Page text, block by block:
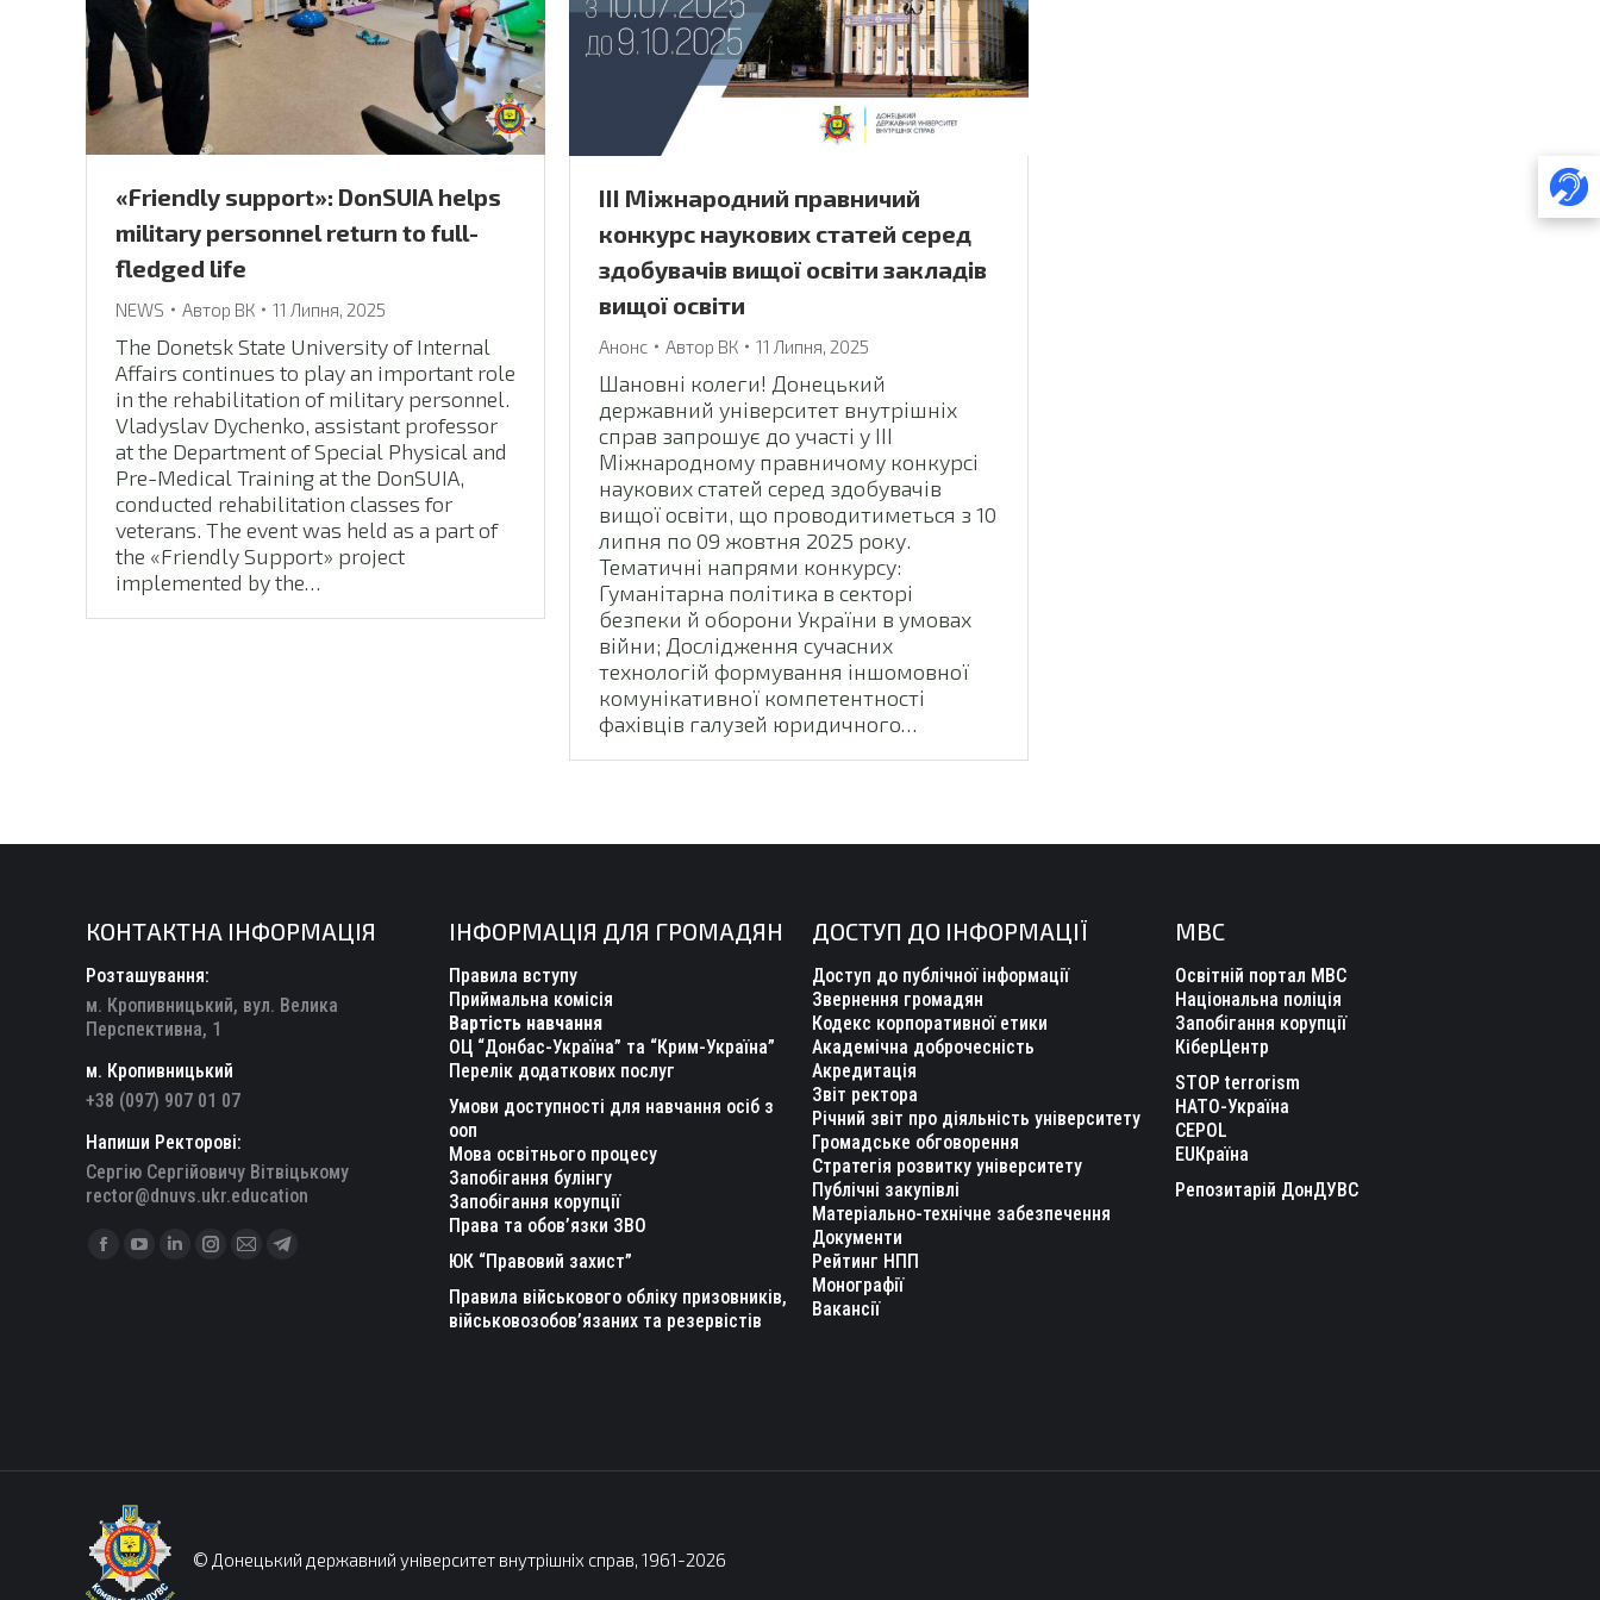
«Friendly support»: DonSUIA helps
military personnel return to full-
fledged life
NEWS Автор ВК 11 Липня, 2025
The Donetsk State University of Internal
Affairs continues to play an important role
in the rehabilitation of military personnel.
Vladyslav Dychenko, assistant professor
at the Department of Special Physical and
Pre-Medical Training at the DonSUIA,
conducted rehabilitation classes for
veterans. The event was held as a part of
the «Friendly Support» project
implemented by the…
ІІІ Міжнародний правничий
конкурс наукових статей серед
здобувачів вищої освіти закладів
вищої освіти
Анонс Автор ВК 11 Липня, 2025
Шановні колеги! Донецький
державний університет внутрішніх
справ запрошує до участі у ІІІ
Міжнародному правничому конкурсі
наукових статей серед здобувачів
вищої освіти, що проводитиметься з 10
липня по 09 жовтня 2025 року.
Тематичні напрями конкурсу:
Гуманітарна політика в секторі
безпеки й оборони України в умовах
війни; Дослідження сучасних
технологій формування іншомовної
комунікативної компетентності
фахівців галузей юридичного…
КОНТАКТНА ІНФОРМАЦІЯ
Розташування:
м. Кропивницький, вул. Велика
Перспективна, 1
м. Кропивницький
+38 (097) 907 01 07
Напиши Ректорові:
Сергію Сергійовичу Вітвіцькому
rector@dnuvs.ukr.education
Find us on:
Facebook
YouTubeLinkedinInstagram
Mail
Telegram
ІНФОРМАЦІЯ ДЛЯ ГРОМАДЯН
Правила вступу
Приймальна комісія
Вартість навчання
ОЦ “Донбас-Україна” та “Крим-Україна”
Перелік додаткових послуг
Умови доступності для навчання осіб з
ооп
Мова освітнього процесу
Запобігання булінгу
Запобігання корупції
Права та обов’язки ЗВО
ЮК “Правовий захист”
Правила військового обліку призовників,
військовозобов’язаних та резервістів
ДОСТУП ДО ІНФОРМАЦІЇ
Доступ до публічної інформації
Звернення громадян
Кодекс корпоративної етики
Академічна доброчесність
Акредитація
Звіт ректора
Річний звіт про діяльність університету
Громадське обговорення
Стратегія розвитку університету
Публічні закупівлі
Матеріально-технічне забезпечення
Документи
Рейтинг НПП
Монографії
Вакансії
МВС
Освітній портал МВС
Національна поліція
Запобігання корупції
КіберЦентр
STOP terrorism
НАТО-Україна
CEPOL
EUКраїна
Репозитарій ДонДУВС
© Донецький державний університет внутрішніх справ, 1961-2026